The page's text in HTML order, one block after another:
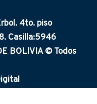
4to. piso
Casilla:5946
BOLIVIA © Todos